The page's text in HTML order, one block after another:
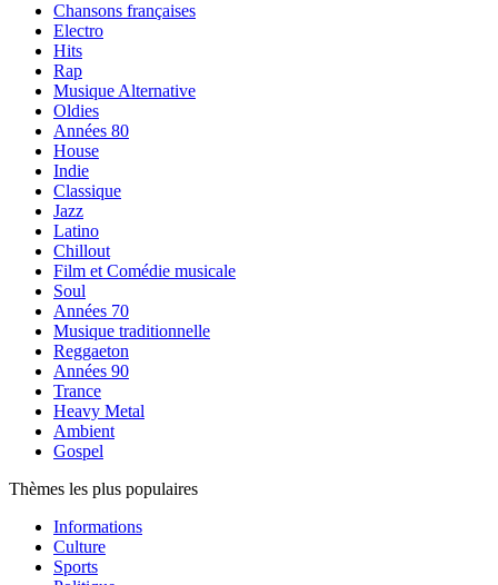
Chansons françaises
Electro
Hits
Rap
Musique Alternative
Oldies
Années 80
House
Indie
Classique
Jazz
Latino
Chillout
Film et Comédie musicale
Soul
Années 70
Musique traditionnelle
Reggaeton
Années 90
Trance
Heavy Metal
Ambient
Gospel
Thèmes les plus populaires
Informations
Culture
Sports